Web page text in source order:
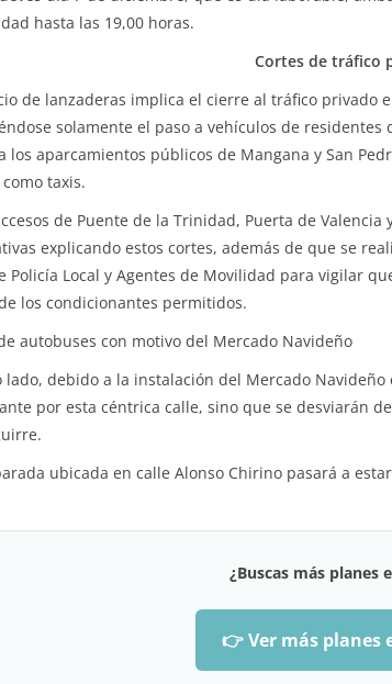
hasta las 19,00 horas.
Cortes de tráfico
de lanzaderas implica el cierre al tráfico privado
solamente el paso a vehículos de
los aparcamientos públicos de Mangana y San
taxis.
de Puente de la Trinidad, Puerta de
explicando estos cortes, además de que se
Policía Local y Agentes de Movilidad para vigilar
los condicionantes permitidos.
autobuses con motivo del Mercado Navideño
lado, debido a la instalación del Mercado
por esta céntrica calle, sino que se desviarán
ubicada en calle Alonso Chirino pasará a
¿Buscas más planes
👉 Ver más planes